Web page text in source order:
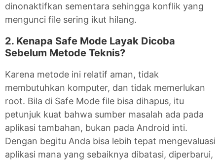
dinonaktifkan sementara sehingga konflik yang
mengunci file sering ikut hilang.
2. Kenapa Safe Mode Layak Dicoba
Sebelum Metode Teknis?
Karena metode ini relatif aman, tidak
membutuhkan komputer, dan tidak memerlukan
root. Bila di Safe Mode file bisa dihapus, itu
petunjuk kuat bahwa sumber masalah ada pada
aplikasi tambahan, bukan pada Android inti.
Dengan begitu Anda bisa lebih tepat mengevaluasi
aplikasi mana yang sebaiknya dibatasi, diperbarui,